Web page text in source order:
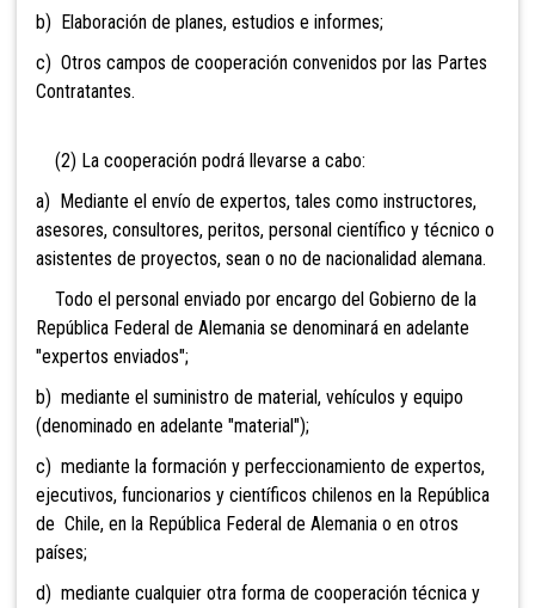
b) Elaboración de planes, estudios e informes;
c) Otros campos de cooperación convenidos por las Partes
Contratantes.
(2) La cooperación podrá llevarse a cabo:
a) Mediante el envío de expertos, tales como instructores,
asesores, consultores, peritos, personal científico y técnico o
asistentes de proyectos, sean o no de nacionalidad alemana.
Todo el personal enviado por encargo del Gobierno de la
República Federal de Alemania se denominará en adelante
"expertos enviados";
b) mediante el suministro de material, vehículos y equipo
(denominado en adelante "material");
c) mediante la formación y perfeccionamiento de expertos,
ejecutivos, funcionarios y científicos chilenos en la República
de Chile, en la República Federal de Alemania o en otros
países;
d) mediante cualquier otra forma de cooperación técnica y